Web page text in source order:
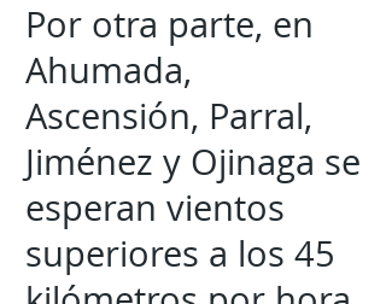
Por otra parte, en
Ahumada,
Ascensión, Parral,
Jiménez y Ojinaga se
esperan vientos
superiores a los 45